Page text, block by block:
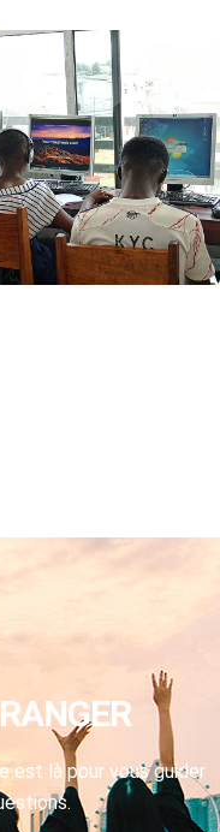
est là pour vous guider